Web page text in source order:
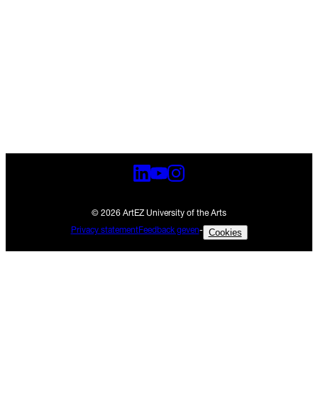
© 2026 ArtEZ University of the Arts
Privacy statementFeedback geven- Cookies